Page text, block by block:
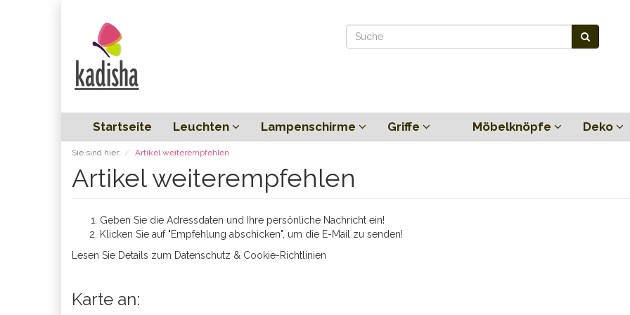
Startseite Leuchten Lampenschirme Griffe Möbelknöpfe Deko
Sie sind hier: Artikel weiterempfehlen
Artikel weiterempfehlen
Geben Sie die Adressdaten und Ihre persönliche Nachricht ein!
Klicken Sie auf "Empfehlung abschicken", um die E-Mail zu senden!
Lesen Sie Details zum Datenschutz & Cookie-Richtlinien
Karte an: